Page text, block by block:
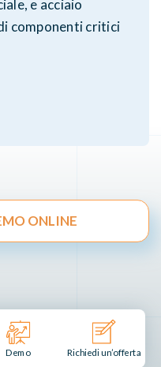
e acciaio
componenti critici
ONLINE
Demo Richiedi un’offerta